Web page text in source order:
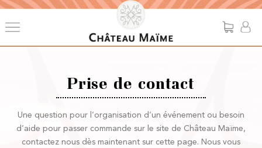
Prise de contact
Une question pour l’organisation d’un événement ou besoin
d’aide pour passer commande sur le site de Château Maïme,
contactez nous dès maintenant sur cette page. Nous vous